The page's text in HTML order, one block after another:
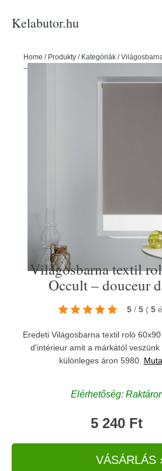
Kelabutor.hu
Home / Produkty / Kategóriák /
– douceur d'intérieur
Világosbarna textil
Occult – douceur
5 / 5 ( 5
Eredeti Világosbarna textil roló
d'intérieur amit a márkától veszünk
különleges áron 5980.
Elérhetőség:
5 240 Ft
VÁSÁRLÁS